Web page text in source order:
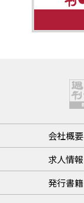
会社概要
求人情報
発行書籍